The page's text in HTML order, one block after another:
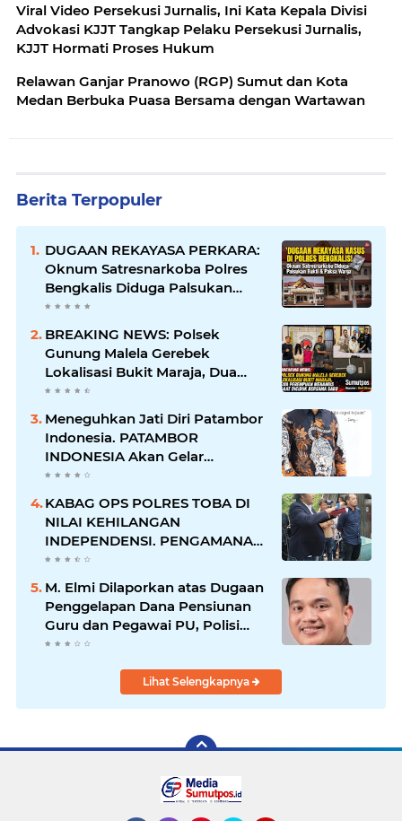
Viral Video Persekusi Jurnalis, Ini Kata Kepala Divisi
Advokasi KJJT Tangkap Pelaku Persekusi Jurnalis,
KJJT Hormati Proses Hukum
Relawan Ganjar Pranowo (RGP) Sumut dan Kota
Medan Berbuka Puasa Bersama dengan Wartawan
Berita Terpopuler
DUGAAN REKAYASA PERKARA:
Oknum Satresnarkoba Polres
Bengkalis Diduga Palsukan
Barang Bukti Hingga Paksa
BREAKING NEWS: Polsek
Gunung Malela Gerebek
Lokalisasi Bukit Maraja, Dua
Perempuan Menangis Saat
Meneguhkan Jati Diri Patambor
Indonesia. PATAMBOR
INDONESIA Akan Gelar
RAKERNAS II Di Jakarta.
KABAG OPS POLRES TOBA DI
NILAI KEHILANGAN
INDEPENDENSI. PENGAMANAN
PENEMBOKAN TANAH DI
M. Elmi Dilaporkan atas Dugaan
Penggelapan Dana Pensiunan
Guru dan Pegawai PU, Polisi
Pastikan Proses Hukum
Lihat Selengkapnya